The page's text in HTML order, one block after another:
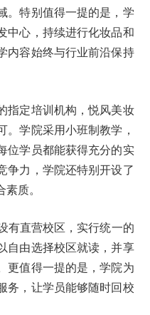
。特别值得一提的是，学
中心，持续进行化妆品和
内容始终与行业前沿保持
指定培训机构，悦风美妆
。学院采用小班制教学，
位学员都能获得充分的实
争力，学院还特别开设了
质。
有直营校区，实行统一的
自由选择校区就读，并享
更值得一提的是，学院为
务，让学员能够随时回校